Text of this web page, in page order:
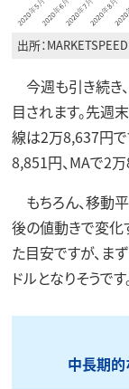
出所：
今週も引き続き
目されます。先週
線は2万8,637円で
8,851円、MAで2万
もちろん、移動
後の値動きで変化
た目安ですが、ま
ドルとなりそうです
中長期